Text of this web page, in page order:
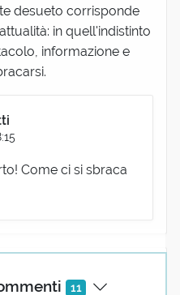
11
desueto corrisponde
in quell'indistinto
informazione e
Come ci si sbraca